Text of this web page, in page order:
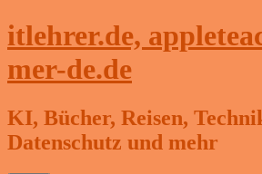
Zum
Inhalt
itlehrer.de,
mer-de.de
KI, Bücher, Reisen,
Datenschutz und mehr